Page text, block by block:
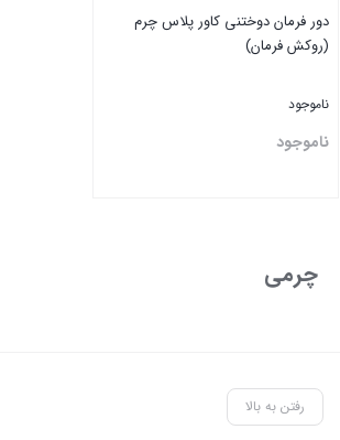
دور فرمان دوختنی کاور پلاس چرم
(روکش فرمان)
ناموجود
ناموجود
چرمی
رفتن به بالا